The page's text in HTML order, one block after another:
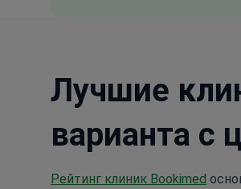
Лучшие
варианта с
Рейтинг клиник Bookimed